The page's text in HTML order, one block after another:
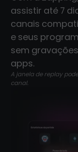
assistir até 7
canais
e seus
sem
apps.
A janela de replay
canal.